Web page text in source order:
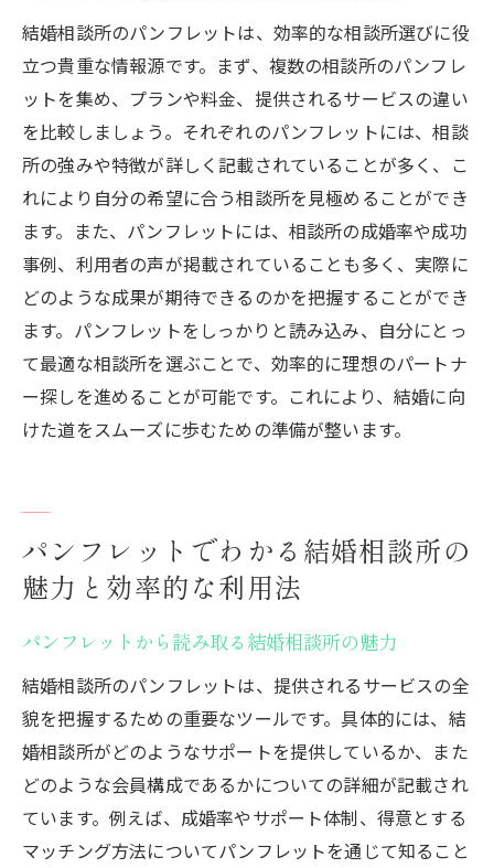
結婚相談所のパンフレットは、効率的な相談所選びに役
立つ貴重な情報源です。まず、複数の相談所のパンフレ
ットを集め、プランや料金、提供されるサービスの違い
を比較しましょう。それぞれのパンフレットには、相談
所の強みや特徴が詳しく記載されていることが多く、こ
れにより自分の希望に合う相談所を見極めることができ
ます。また、パンフレットには、相談所の成婚率や成功
事例、利用者の声が掲載されていることも多く、実際に
どのような成果が期待できるのかを把握することができ
ます。パンフレットをしっかりと読み込み、自分にとっ
て最適な相談所を選ぶことで、効率的に理想のパートナ
ー探しを進めることが可能です。これにより、結婚に向
けた道をスムーズに歩むための準備が整います。
パンフレットでわかる結婚相談所の
魅力と効率的な利用法
パンフレットから読み取る結婚相談所の魅力
結婚相談所のパンフレットは、提供されるサービスの全
貌を把握するための重要なツールです。具体的には、結
婚相談所がどのようなサポートを提供しているか、また
どのような会員構成であるかについての詳細が記載され
ています。例えば、成婚率やサポート体制、得意とする
マッチング方法についてパンフレットを通じて知ること